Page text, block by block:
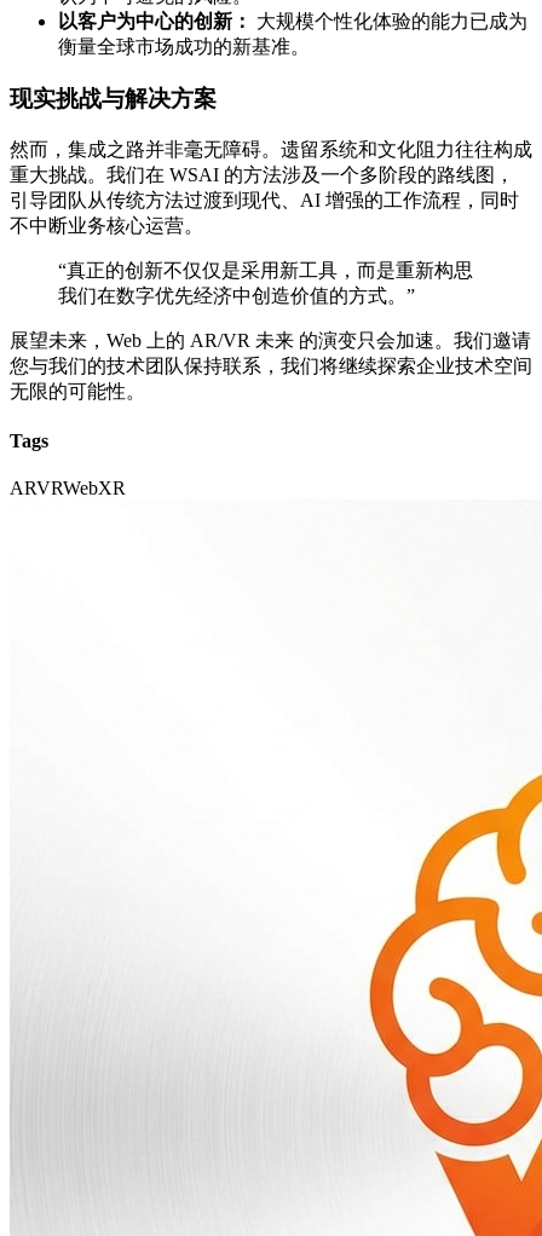
以客户为中心的创新：
大规模个性化体验的能力已成为
衡量全球市场成功的新基准。
现实挑战与解决方案
然而，集成之路并非毫无障碍。遗留系统和文化阻力往往构成
重大挑战。我们在 WSAI 的方法涉及一个多阶段的路线图，
引导团队从传统方法过渡到现代、AI 增强的工作流程，同时
不中断业务核心运营。
“真正的创新不仅仅是采用新工具，而是重新构思
我们在数字优先经济中创造价值的方式。”
展望未来，Web 上的 AR/VR 未来 的演变只会加速。我们邀请
您与我们的技术团队保持联系，我们将继续探索企业技术空间
无限的可能性。
Tags
ARVRWebXR